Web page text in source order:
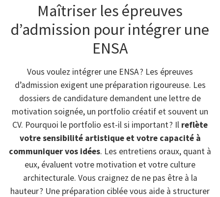
Maîtriser les épreuves
d’admission pour intégrer une
ENSA
Vous voulez intégrer une ENSA ? Les épreuves
d’admission exigent une préparation rigoureuse. Les
dossiers de candidature demandent une lettre de
motivation soignée, un portfolio créatif et souvent un
CV. Pourquoi le portfolio est-il si important ? Il reflète
votre sensibilité artistique et votre capacité à
communiquer vos idées. Les entretiens oraux, quant à
eux, évaluent votre motivation et votre culture
architecturale. Vous craignez de ne pas être à la
hauteur ? Une préparation ciblée vous aide à structurer